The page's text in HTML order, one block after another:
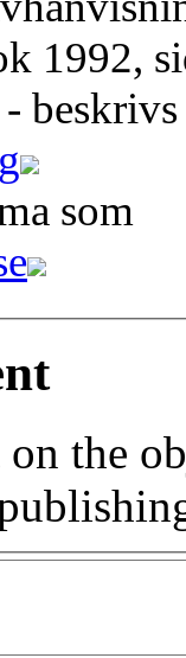
1992,
beskrivs
som
the